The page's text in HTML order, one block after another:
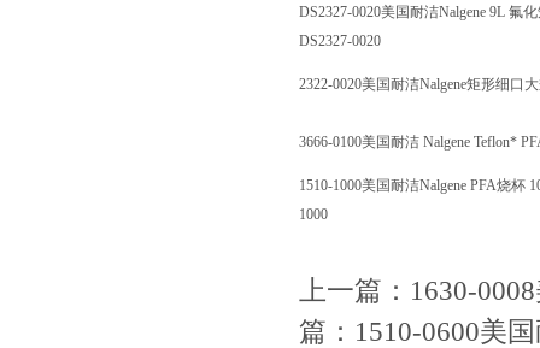
DS2327-0020美国耐洁Nalgene 9L 氟
DS2327-0020
2322-0020美国耐洁Nalgene矩形细口
3666-0100美国耐洁 Nalgene Teflon*
1510-1000美国耐洁Nalgene PFA烧杯
1000
上一篇： 1630-
篇： 1510-0600美